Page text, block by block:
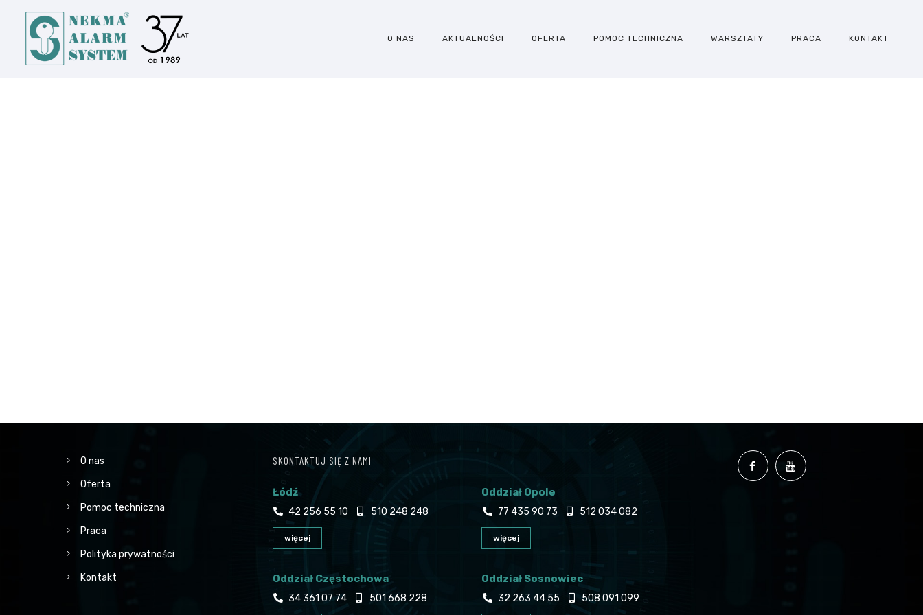
O NAS AKTUALNOŚCI OFERTA POMOC TECHNICZNA WARSZTATY PRACA KONTAKT
O nas
Oferta
Pomoc techniczna
Praca
Polityka prywatności
Kontakt
SKONTAKTUJ SIĘ Z NAMI
Łódź
42 256 55 10 510 248 248
więcej
Oddział Częstochowa
34 361 07 74 501 668 228
Oddział Opole
77 435 90 73 512 034 082
więcej
Oddział Sosnowiec
32 263 44 55 508 091 099